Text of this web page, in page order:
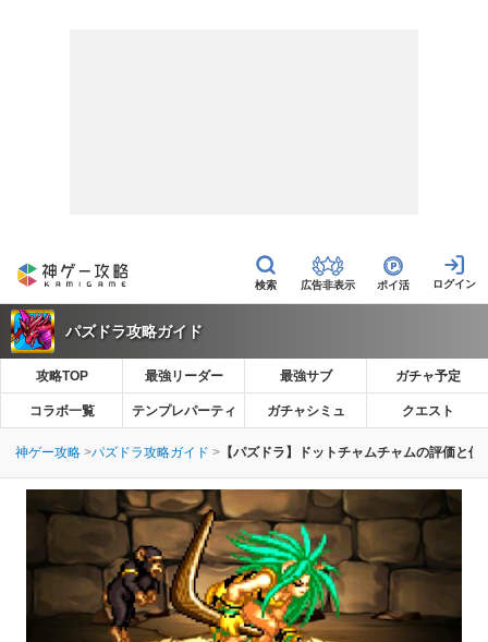
広告非表示 ポイ活
パズドラ攻略ガイド
攻略TOP 最強リーダー 最強サブ ガチャ予定
コラボ一覧 テンプレパーティ ガチャシミュ クエスト
神ゲー攻略 パズドラ攻略ガイド 【パズドラ】ドットチャムチャムの評価と使